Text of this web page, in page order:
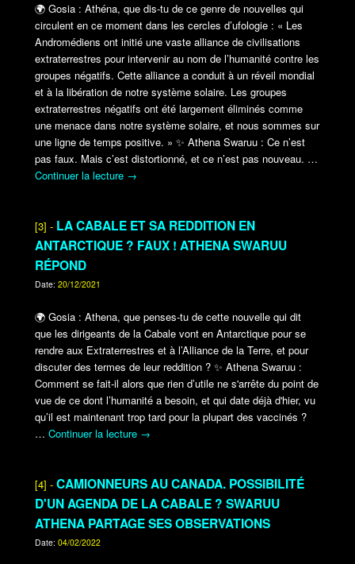
🌍 Gosia : Athéna, que dis-tu de ce genre de nouvelles qui
circulent en ce moment dans les cercles d’ufologie : « Les
Andromédiens ont initié une vaste alliance de civilisations
extraterrestres pour intervenir au nom de l’humanité contre les
groupes négatifs. Cette alliance a conduit à un réveil mondial
et à la libération de notre système solaire. Les groupes
extraterrestres négatifs ont été largement éliminés comme
une menace dans notre système solaire, et nous sommes sur
une ligne de temps positive. »✨ Athena Swaruu : Ce n’est
pas faux. Mais c’est distortionné, et ce n’est pas nouveau. …
Continuer la lecture →
[3] - LA CABALE ET SA REDDITION EN
ANTARCTIQUE ? FAUX ! ATHENA SWARUU
RÉPOND
Date:20/12/2021
🌍 Gosia : Athena, que penses-tu de cette nouvelle qui dit
que les dirigeants de la Cabale vont en Antarctique pour se
rendre aux Extraterrestres et à l’Alliance de la Terre, et pour
discuter des termes de leur reddition ?✨ Athena Swaruu :
Comment se fait-il alors que rien d’utile ne s'arrête du point de
vue de ce dont l’humanité a besoin, et qui date déjà d'hier, vu
qu’il est maintenant trop tard pour la plupart des vaccinés ?
…Continuer la lecture →
[4] -CAMIONNEURS AU CANADA. POSSIBILITÉ
D'UN AGENDA DE LA CABALE ? SWARUU
ATHENA PARTAGE SES OBSERVATIONS
Date:04/02/2022